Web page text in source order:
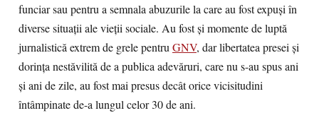
funciar sau pentru a semnala abuzurile la care au fost expuşi în
diverse situaţii ale vieţii sociale. Au fost şi momente de luptă
jurnalistică extrem de grele pentruGNV, dar libertatea presei şi
dorinţa nestăvilită de a publica adevăruri, care nu s-au spus ani
şi ani de zile, au fost mai presus decât orice vicisitudini
întâmpinate de-a lungul celor 30 de ani.